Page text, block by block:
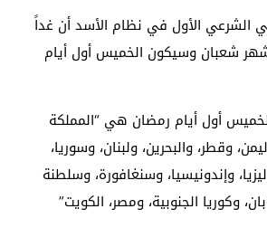
الشرعي الأول في نظام الأسد أن غداً
شعبان وسيكون الخميس أول أيام
أول أيام رمضان هي “المملكة
وقطر، والبحرين، ولبنان، وسوريا،
وإندونيسيا، وسنغافورة، وسلطنة
وكوريا الجنوبية، ومصر، الكويت”